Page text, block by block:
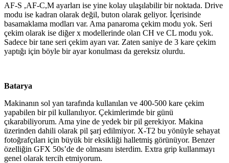
AF-S ,AF-C,M ayarları ise yine kolay ulaşılabilir bir noktada. Drive
modu ise kadran olarak değil, buton olarak geliyor. İçerisinde
basamaklama modları var. Ama panaroma çekim modu yok. Seri
çekim olarak ise diğer x modellerinde olan CH ve CL modu yok.
Sadece bir tane seri çekim ayarı var. Zaten saniye de 3 kare çekim
yaptığı için böyle bir ayar konulması da gereksiz olurdu.
Batarya
Makinanın sol yan tarafında kullanılan ve 400-500 kare çekim
yapabilen bir pil kullanılıyor. Çekimlerimde bir günü
çıkarabiliyorum. Ama yine de yedek bir pil gerekiyor. Makina
üzerinden dahili olarak pil şarj edilmiyor. X-T2 bu yönüyle sehayat
fotoğrafçıları için büyük bir eksikliği halletmiş görünüyor. Benzer
özelliğin GFX 50s’de de olmasını isterdim. Extra grip kullanmayı
genel olarak tercih etmiyorum.